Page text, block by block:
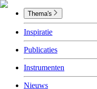
Thema's
Inspiratie
Publicaties
Instrumenten
Nieuws